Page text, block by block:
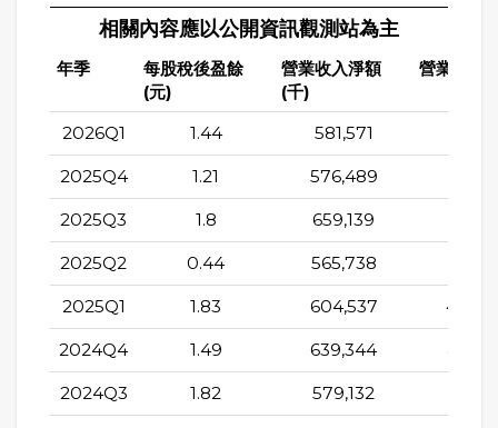
相關內容應以公開資訊觀測站為主
年季
每股稅後盈餘
(元)
營業收入淨額
(千)
營業成本(
2026Q1 1.44 581,571
2025Q4 1.21 576,489
2025Q3 1.8 659,139
2025Q2 0.44 565,738
2025Q1 1.83 604,537
2024Q4 1.49 639,344
2024Q3 1.82 579,132